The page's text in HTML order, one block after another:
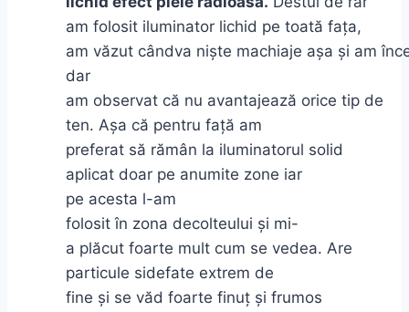
am folosit iluminator lichid pe toată fața,
am văzut cândva niște machiaje așa și am
dar
am observat că nu avantajează orice tip de
ten. Așa că pentru față am
preferat să rămân la iluminatorul solid
aplicat doar pe anumite zone iar
pe acesta l-am
folositîn zona decolteului și mi-
a plăcut foarte mult cum se vedea. Are
particule sidefate extrem de
fine și se văd foarte finuț și frumos